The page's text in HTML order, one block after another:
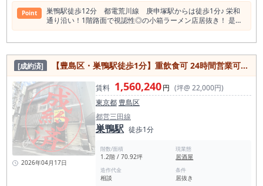
扱いやすいサイズ感です。 韓国料理店としての既存内装を活か
しながら、客席数、厨房動線、オペレーション、メニュー構成
を組み立てやすい広さといえます。 個人開業だけでなく、小規
模法人の新規出店、既存店の2店舗目・3店舗目展開にも検討し
やすい面積帯です。 現況は韓国料理店の居抜き物件です。 韓
国料理、韓国酒場、サムギョプサル、韓国バル、アジアン料
理、多国籍料理など、既存の雰囲気や設備を活かせる業態とは
特に相性が良い物件です。 スケルトンから店舗を作り込む場合
と比較して、既存造作や設備を活用できる場合は、初期投資や
開業準備期間を抑えやすい可能性があります。 大塚駅半径
500m圏内には飲食店が約545軒あり、そのうち韓国料理店は
約14軒です。 飲食店の集積は非常に厚く、競争環境はありま
すが、それだけ外食需要が成立しているエリアです。 韓国料理
店も一定数存在しているため、需要は確認しやすい一方で、メ
ニュー構成、価格帯、店づくり、看板商品の打ち出し方によっ
て差別化が重要になります。 商店街沿い角地という立地を活か
し、昼夜で使い分けられる業態設計ができると相性が良いでし
ょう。 特に本物件は、韓国料理をそのまま引き継ぐだけでな
く、韓国酒場、韓国屋台風業態、サムギョプサル業態、チキン
専門店、韓国ランチ＋夜酒場、アジアンバルなど、業態転換の
Point
巣鴨駅徒歩12分 都電荒川線 庚申塚駅からは徒歩1分♪ 栄和
通り沿い！1階路面で視認性◎の小箱ラーメン店居抜き！ 是非
一度お問い合わせください！
[成約済] 【豊島区・巣鴨駅徒歩1分】重飲食可 24時間営業可 居酒屋居抜き（複数階）
2026年04月17日
賃料 1,560,240円 (坪@ 22,000円)
東京都 豊島区
都営三田線
巣鴨駅 徒歩1分
階数/面積
1.2階 / 70.92坪
現業態
居酒屋
造作代金
相談
条件
居抜き